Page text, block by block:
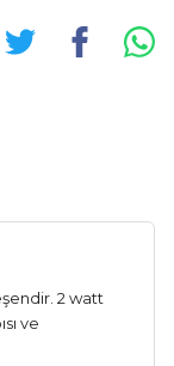
2 watt
ve